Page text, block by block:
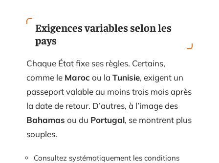
Exigences variables selon les
pays
Chaque État fixe ses règles. Certains,
comme le Maroc ou la Tunisie, exigent un
passeport valable au moins trois mois après
la date de retour. D’autres, à l’image des
Bahamas ou du Portugal, se montrent plus
souples.
Consultez systématiquement les conditions